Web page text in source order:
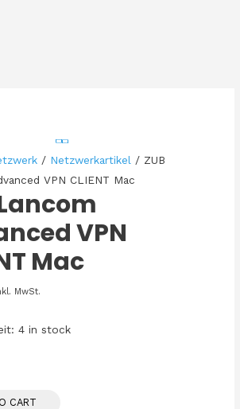
/ Netzwerkartikel / ZUB
VPN CLIENT Mac
VPN
Mac
MwSt.
4 in stock
CART